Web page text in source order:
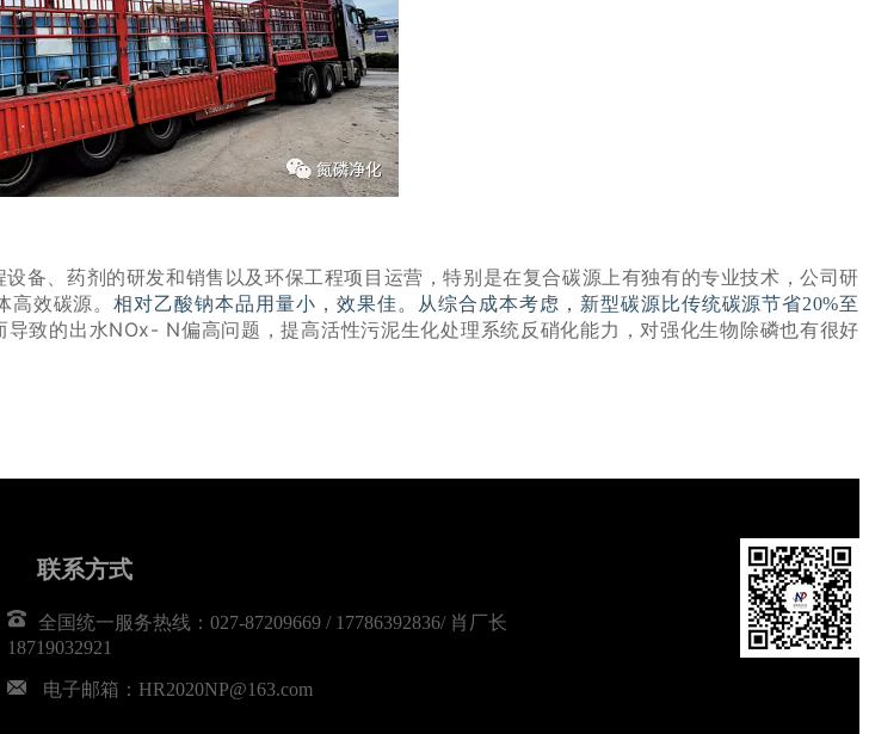
备、药剂的研发和销售以及环保工程项目运营，特别是在复合碳源上有独有的专业技术，公司研
高效碳源。相对乙酸钠本品用量小，效果佳。从综合成本考虑，新型碳源比传统碳源节省20%至
致的出水NOx- N偏高问题，提高活性污泥生化处理系统反硝化能力，对强化生物除磷也有很好
联系方式
全国统一服务热线：027-87209669 / 17786392836/ 肖厂长
18719032921
电子邮箱：HR2020NP@163.com